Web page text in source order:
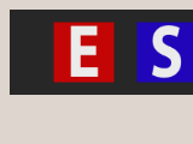
Ugrás
tartalomhoz